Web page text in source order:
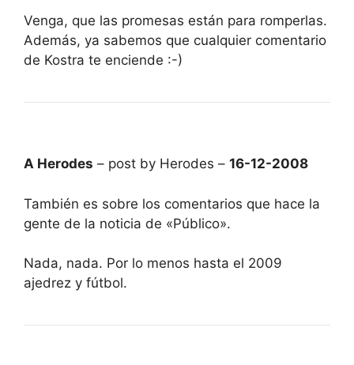
Venga, que las promesas están para romperlas.
Además, ya sabemos que cualquier comentario
de Kostra te enciende :-)
A Herodes – post by Herodes – 16-12-2008
También es sobre los comentarios que hace la
gente de la noticia de «Público».
Nada, nada. Por lo menos hasta el 2009
ajedrez y fútbol.